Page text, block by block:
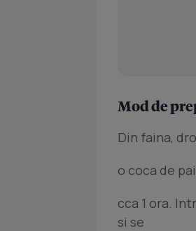
Mod de
Din faina,
o coca de
cca 1 ora.
si se